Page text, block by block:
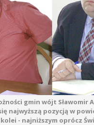
gmin wójt Sławomir
najwyższą pozycją w
- najniższym oprócz